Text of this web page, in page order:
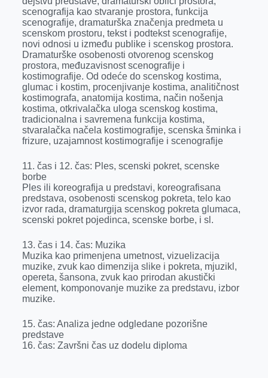
scenografija kao stvaranje prostora, funkcija
scenografije, dramaturška značenja predmeta u
scenskom prostoru, tekst i podtekst scenografije,
novi odnosi u između publike i scenskog prostora.
Dramaturške osobenosti otvorenog scenskog
prostora, međuzavisnost scenografije i
kostimografije. Od odeće do scenskog kostima,
glumac i kostim, procenjivanje kostima, analitičnost
kostimografa, anatomija kostima, način nošenja
kostima, otkrivalačka uloga scenskog kostima,
tradicionalna i savremena funkcija kostima,
stvaralačka načela kostimografije, scenska šminka i
frizure, uzajamnost kostimografije i scenografije
11. čas i 12. čas: Ples, scenski pokret, scenske
borbe
Ples ili koreografija u predstavi, koreografisana
predstava, osobenosti scenskog pokreta, telo kao
izvor rada, dramaturgija scenskog pokreta glumaca,
scenski pokret pojedinca, scenske borbe, i sl.
13. čas i 14. čas: Muzika
Muzika kao primenjena umetnost, vizuelizacija
muzike, zvuk kao dimenzija slike i pokreta, mjuzikl,
opereta, šansona, zvuk kao prirodan akustički
element, komponovanje muzike za predstavu, izbor
muzike.
15. čas: Analiza jedne odgledane pozorišne
predstave
16. čas: Završni čas uz dodelu diploma